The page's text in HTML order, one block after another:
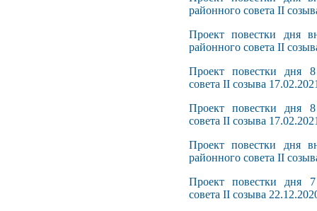
районного совета II
Проект повестки дня
районного совета II
Проект повестки дня 8
совета II созыва
Проект повестки дня 8
совета II созыва
Проект повестки дня
районного совета II
Проект повестки дня 7
совета II созыва